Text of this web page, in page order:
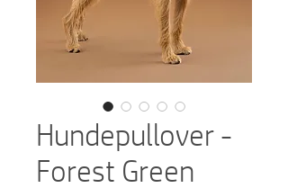
Hundepullover -
Forest Green